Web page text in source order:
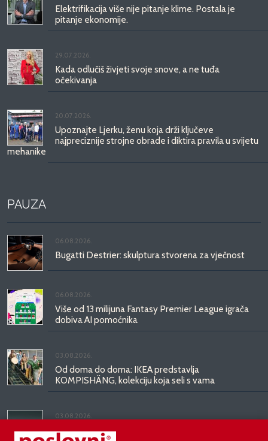
Elektrifikacija više nije pitanje klime. Postala je
pitanje ekonomije.
29.07.2026.
Kada odlučiš živjeti svoje snove, a ne tuđa
očekivanja
20.07.2026.
Upoznajte Ljerku, ženu koja drži ključeve
najpreciznije strojne obrade i diktira pravila u svijetu
mehanike
PAUZA
06.08.2026.
Bugatti Destrier: skulptura stvorena za vječnost
06.08.2026.
Više od 13 milijuna Fantasy Premier League igrača
dobiva AI pomoćnika
03.08.2026.
Od doma do doma: IKEA predstavlja
KOMPISHÄNG, kolekciju koja seli s vama
03.08.2026.
Kineski BYD predstavio luksuznu limuzinu veću od